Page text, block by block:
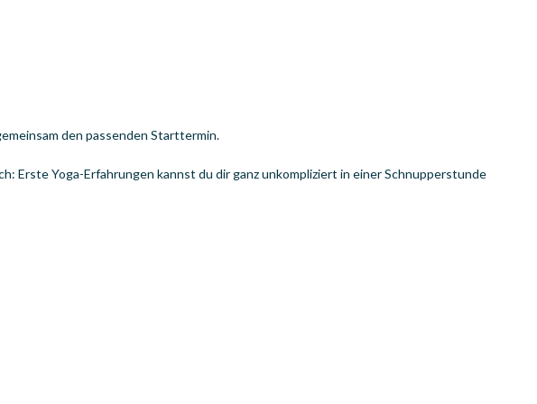
den passenden Starttermin.
Erste Yoga-Erfahrungen kannst du dir ganz unkompliziert in einer Schnupperstunde